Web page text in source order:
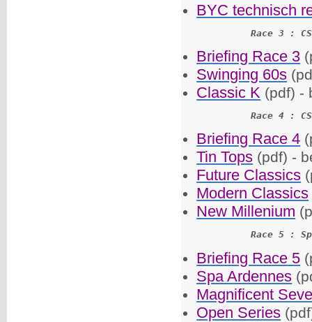
BYC technisch
Race 3 :
Briefing Race 3
Swinging 60s
Classic K (pdf) -
Race 4 :
Briefing Race 4
Tin Tops (pdf) -
Future Classics
Modern Classics
New Millenium
Race 5 :
Briefing Race 5
Spa Ardennes
Magnificent
Open Series